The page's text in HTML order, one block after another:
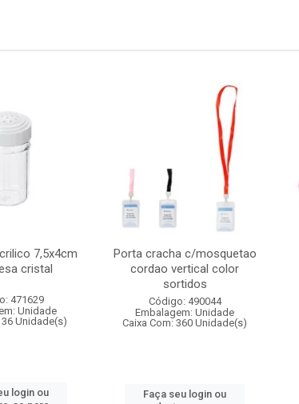
7,5x4cm
cristal
471629
Unidade
36 Unidade(s)
login ou
Porta cracha c/mosquetao
cordao vertical color
sortidos
Código: 490044
Embalagem: Unidade
Caixa Com: 360 Unidade(s)
Faça seu login ou